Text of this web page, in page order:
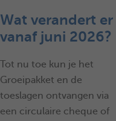
Wat verandert er
vanaf juni 2026?
Tot nu toe kun je het
Groeipakket en de
toeslagen ontvangen via
een circulaire cheque of